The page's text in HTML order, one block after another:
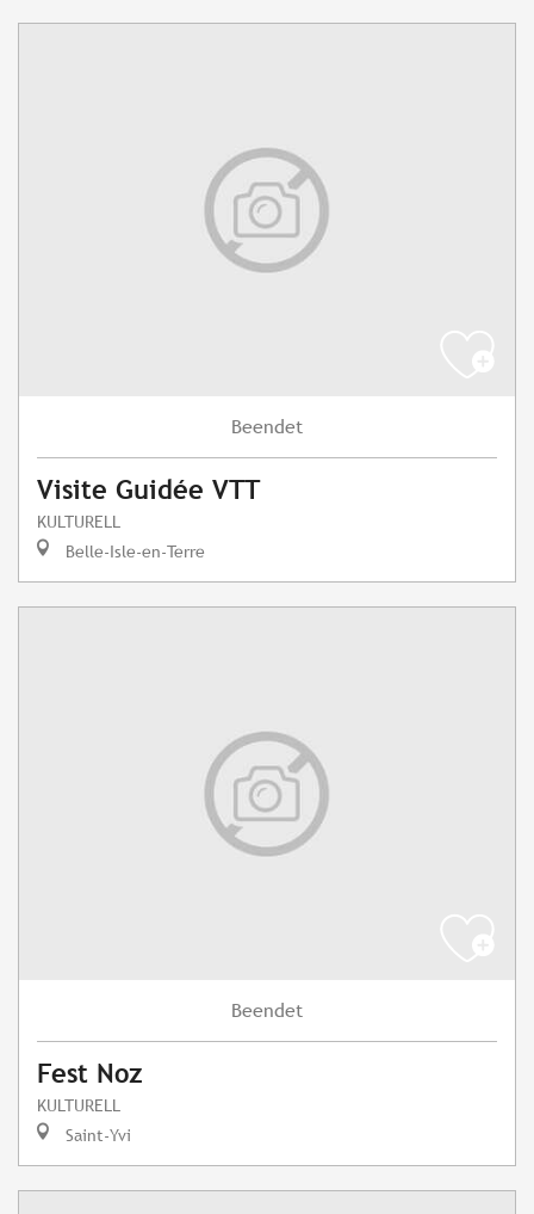
Beendet
Visite Guidée VTT
KULTURELL
Belle-Isle-en-Terre
Beendet
Fest Noz
KULTURELL
Saint-Yvi